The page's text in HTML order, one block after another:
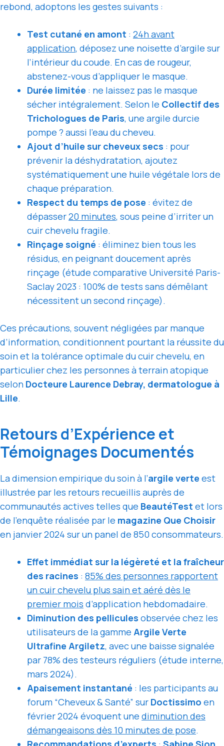
rebond, adoptons les gestes suivants :
Test cutané en amont : 24h avant
application, déposez une noisette d’argile sur
l’intérieur du coude. En cas de rougeur,
abstenez-vous d’appliquer le masque.
Durée limitée : ne laissez pas le masque
sécher intégralement. Selon le Collectif des
Trichologues de Paris, une argile durcie
pompe ? aussi l’eau du cheveu.
Ajout d’huile sur cheveux secs : pour
prévenir la déshydratation, ajoutez
systématiquement une huile végétale lors de
chaque préparation.
Respect du temps de pose : évitez de
dépasser20 minutes, sous peine d’irriter un
cuir chevelu fragile.
Rinçage soigné : éliminez bien tous les
résidus, en peignant doucement après
rinçage (étude comparative Université Paris-
Saclay 2023 : 100% de tests sans démêlant
nécessitent un second rinçage).
Ces précautions, souvent négligées par manque
d’information, conditionnent pourtant la réussite du
soin et la tolérance optimale du cuir chevelu, en
particulier chez les personnes à terrain atopique
selon Docteure Laurence Debray, dermatologue à
Lille.
Retours d’Expérience et
Témoignages Documentés
La dimension empirique du soin à l’argile verte est
illustrée par les retours recueillis auprès de
communautés actives telles que BeautéTest et lors
de l’enquête réalisée par le magazine Que Choisir
en janvier 2024 sur un panel de 850 consommateurs.
Effet immédiat sur la légèreté et la fraîcheur
des racines : 85% des personnes rapportent
un cuir chevelu plus sain et aéré dès le
premier mois d’application hebdomadaire.
Diminution des pellicules observée chez les
utilisateurs de la gamme Argile Verte
Ultrafine Argiletz, avec une baisse signalée
par 78% des testeurs réguliers (étude interne,
mars 2024).
Apaisement instantané : les participants au
forum “Cheveux & Santé” sur Doctissimo en
février 2024 évoquent une diminution des
démangeaisons dès 10 minutes de pose.